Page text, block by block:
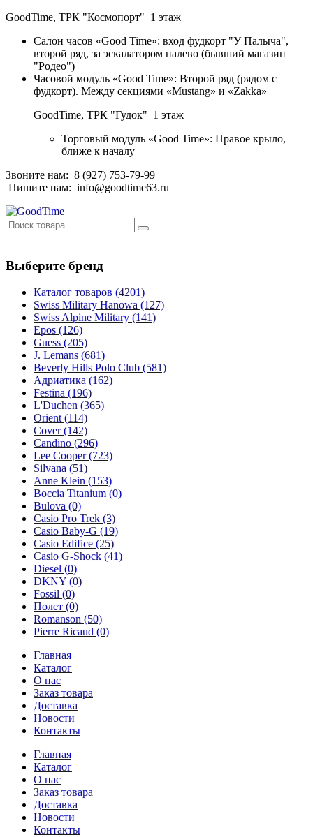
GoodTime, ТРК "Космопорт" 1 этаж
Салон часов «Good Time»: вход фудкорт "У Палыча",
второй ряд, за эскалатором налево (бывший магазин
"Родео")
Часовой модуль «Good Time»: Второй ряд (рядом с
фудкорт). Между секциями «Mustang» и «Zakka»
GoodTime, ТРК "Гудок" 1 этаж
Торговый модуль «Good Time»: Правое крыло,
ближе к началу
Звоните нам: 8 (927) 753-79-99
Пишите нам: info@goodtime63.ru
Выберите бренд
Каталог товаров (4201)
Swiss Military Hanowa (127)
Swiss Alpine Military (141)
Epos (126)
Guess (205)
J. Lemans (681)
Beverly Hills Polo Club (581)
Адриатика (162)
Festina (196)
L'Duchen (365)
Orient(114)
Cover(142)
Candino (296)
Lee Cooper(723)
Silvana (51)
Anne Klein (153)
Boccia Titanium (0)
Bulova (0)
Casio Pro Trek (3)
Casio Baby-G (19)
Casio Edifice (25)
Casio G-Shock (41)
Diesel (0)
DKNY (0)
Fossil (0)
Полет (0)
Romanson (50)
Pierre Ricaud (0)
Главная
Каталог
О нас
Заказ товара
Доставка
Новости
Контакты
Главная
Каталог
О нас
Заказ товара
Доставка
Новости
Контакты